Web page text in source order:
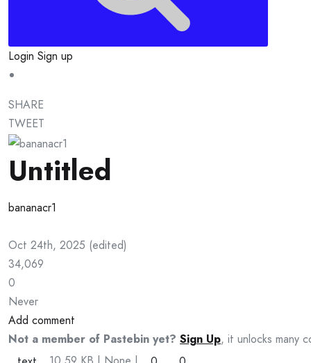
Login Sign up
SHARE
TWEET
Untitled
bananacr1
Oct 24th, 2025 (edited)
34,069
0
Never
Add comment
Not a member of Pastebin yet? Sign Up, it unlocks many